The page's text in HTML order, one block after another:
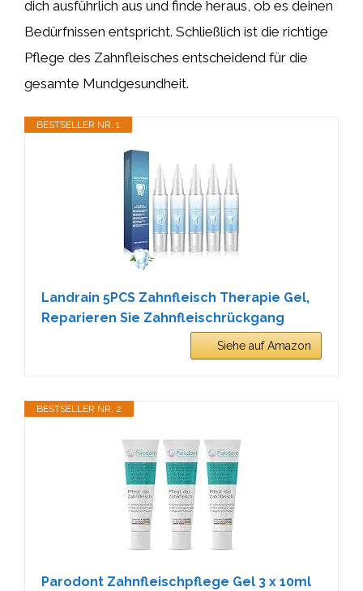
dich ausführlich aus und finde heraus, ob es deinen
Bedürfnissen entspricht. Schließlich ist die richtige
Pflege des Zahnfleisches entscheidend für die
gesamte Mundgesundheit.
BESTSELLER NR. 1
Landrain 5PCS Zahnfleisch Therapie Gel,
Reparieren Sie Zahnfleischrückgang
Siehe auf Amazon
BESTSELLER NR. 2
Parodont Zahnfleischpflege Gel 3 x 10ml